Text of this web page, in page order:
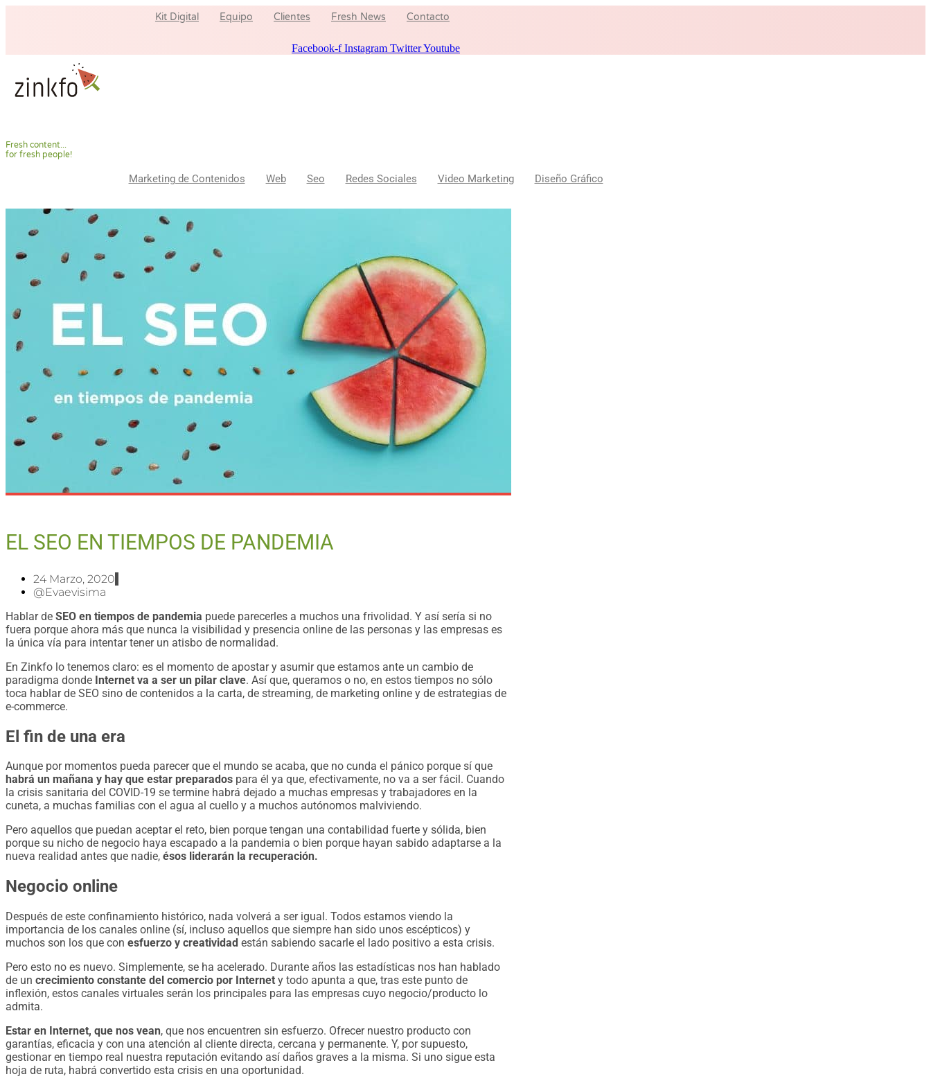
Kit Digital Equipo Clientes Fresh News Contacto
Facebook-f Instagram TwitterYoutube
Fresh content...
for fresh people!
Marketing de Contenidos Web Seo Redes Sociales Video Marketing Diseño Gráfico
EL SEO EN TIEMPOS DE PANDEMIA
24 Marzo, 2020
@evaevisima
Hablar de SEO en tiempos de pandemia puede parecerles a muchos una frivolidad. Y así sería si no
fuera porque ahora más que nunca la visibilidad y presencia online de las personas y las empresas es
la única vía para intentar tener un atisbo de normalidad.
En Zinkfo lo tenemos claro: es el momento de apostar y asumir que estamos ante un cambio de
paradigma donde Internet va a ser un pilar clave. Así que, queramos o no, en estos tiempos no sólo
toca hablar de SEO sino de contenidos a la carta, de streaming, de marketing online y de estrategias de
e-commerce.
El fin de una era
Aunque por momentos pueda parecer que el mundo se acaba, que no cunda el pánico porque sí que
habrá un mañana y hay que estar preparados para él ya que, efectivamente, no va a ser fácil. Cuando
la crisis sanitaria del COVID-19 se termine habrá dejado a muchas empresas y trabajadores en la
cuneta, a muchas familias con el agua al cuello y a muchos autónomos malviviendo.
Pero aquellos que puedan aceptar el reto, bien porque tengan una contabilidad fuerte y sólida, bien
porque su nicho de negocio haya escapado a la pandemia o bien porque hayan sabido adaptarse a la
nueva realidad antes que nadie, ésos liderarán la recuperación.
Negocio online
Después de este confinamiento histórico, nada volverá a ser igual. Todos estamos viendo la
importancia de los canales online (sí, incluso aquellos que siempre han sido unos escépticos) y
muchos son los que con esfuerzo y creatividad están sabiendo sacarle el lado positivo a esta crisis.
Pero esto no es nuevo. Simplemente, se ha acelerado. Durante años las estadísticas nos han hablado
de un crecimiento constante del comercio por Internet y todo apunta a que, tras este punto de
inflexión, estos canales virtuales serán los principales para las empresas cuyo negocio/producto lo
admita.
Estar en Internet, que nos vean, que nos encuentren sin esfuerzo. Ofrecer nuestro producto con
garantías, eficacia y con una atención al cliente directa, cercana y permanente. Y, por supuesto,
gestionar en tiempo real nuestra reputación evitando así daños graves a la misma. Si uno sigue esta
hoja de ruta, habrá convertido esta crisis en una oportunidad.